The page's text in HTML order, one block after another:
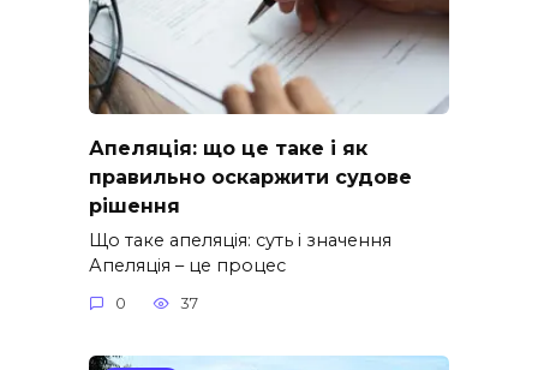
Апеляція: що це таке і як
правильно оскаржити судове
рішення
Що таке апеляція: суть і значення
Апеляція – це процес
0 37